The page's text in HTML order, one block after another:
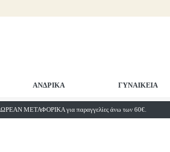
ΑΝΔΡΙΚΑ ΓΥΝΑΙΚΕΙΑ
ΜΕΤΑΦΟΡΙΚΑ για παραγγελίες άνω των 60€.